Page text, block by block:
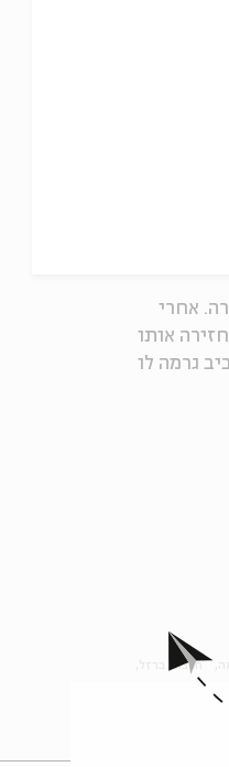
אחרי
אותו
גרמה לו
חרבות ברזל